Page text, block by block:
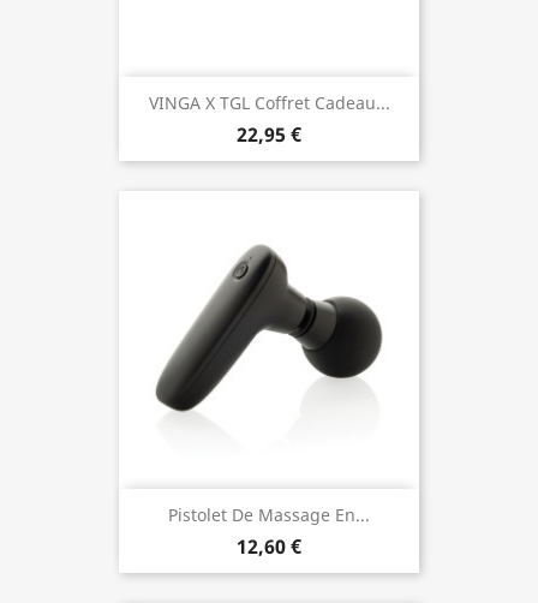
VINGA X TGL Coffret Cadeau...
22,95 €
Pistolet De Massage En...
12,60 €